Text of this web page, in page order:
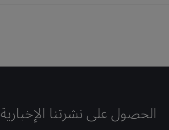
الحصول على نشرتنا الإخبارية